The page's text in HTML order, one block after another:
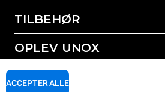
TILBEHØR
Alt tilbehør
Rengøringsmidler til manuel vask
OPLEV UNOX
Vores kontorer rundt om i verden
SUPPORT
ACCEPTER ALLE